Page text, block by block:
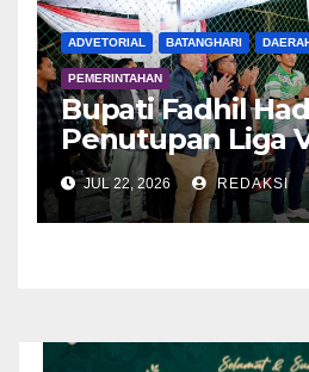
ADVETORIAL BATANGHARI
PEMERINTAHAN
Bupati Fadhil
Penutupan Liga
Tangguh 2026
JUL 22, 2026 REDAKSI